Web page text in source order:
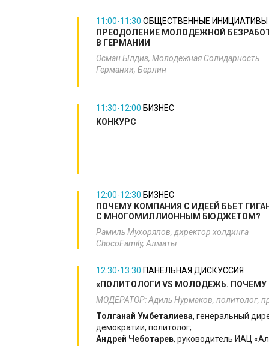
11:00-11:30 ОБЩЕСТВЕННЫЕ ИНИЦИАТИВЫ
ПРЕОДОЛЕНИЕ МОЛОДЕЖНОЙ
В ГЕРМАНИИ
Осман Ылдиз, Молодёжная Солидарность
Германии, Берлин
11:30-12:00 БИЗНЕС
КОНКУРС
12:00-12:30 БИЗНЕС
​ПОЧЕМУ КОМПАНИЯ С ИДЕЕЙ БЬЕТ
С МНОГОМИЛЛИОННЫМ БЮДЖЕТОМ?
Рамиль Мухоряпов, директор холдинга
ChocoFamily, Алматы​
12:30-13:30 ​ПАНЕЛЬНАЯ ДИСКУССИЯ
«ПОЛИТОЛОГИ VS МОЛОДЕЖЬ.
МОДЕРАТОР: Адиль Нурмаков, политолог,
Толганай Умбеталиева, генеральный
демократии, политолог;
Андрей Чеботарев, руководитель ИАЦ